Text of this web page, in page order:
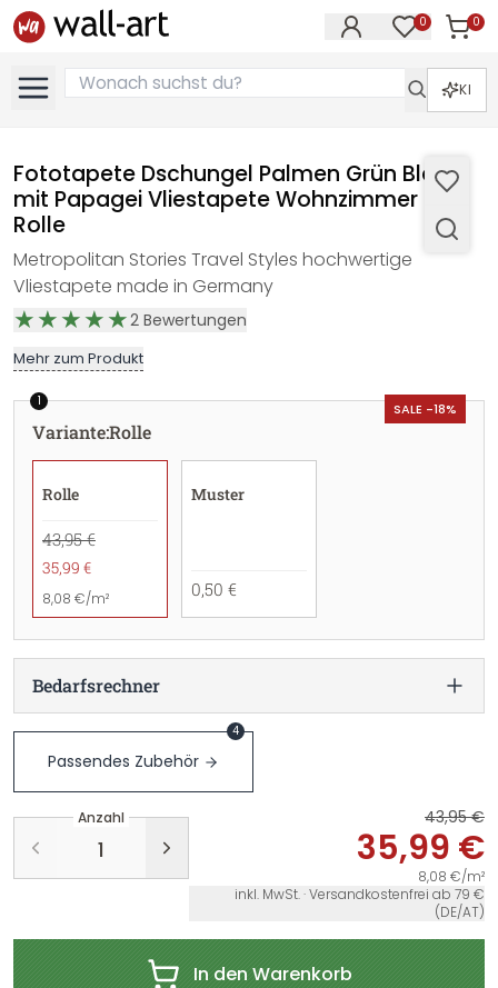
0 0
KI
Fototapete Dschungel Palmen Grün Blau
mit Papagei Vliestapete Wohnzimmer -
Rolle
Metropolitan Stories Travel Styles hochwertige
Vliestapete made in Germany
2 Bewertungen
Mehr zum Produkt
SALE -18%
1
Variante:Rolle
Rolle
43,95 €
35,99 €
8,08 €/m²
Muster
0,50 €
Bedarfsrechner
Passendes Zubehör
4
Anzahl 43,95 €
35,99 €
8,08 €/m²
inkl. MwSt. · Versandkostenfrei ab 79 €
(DE/AT)
In den Warenkorb